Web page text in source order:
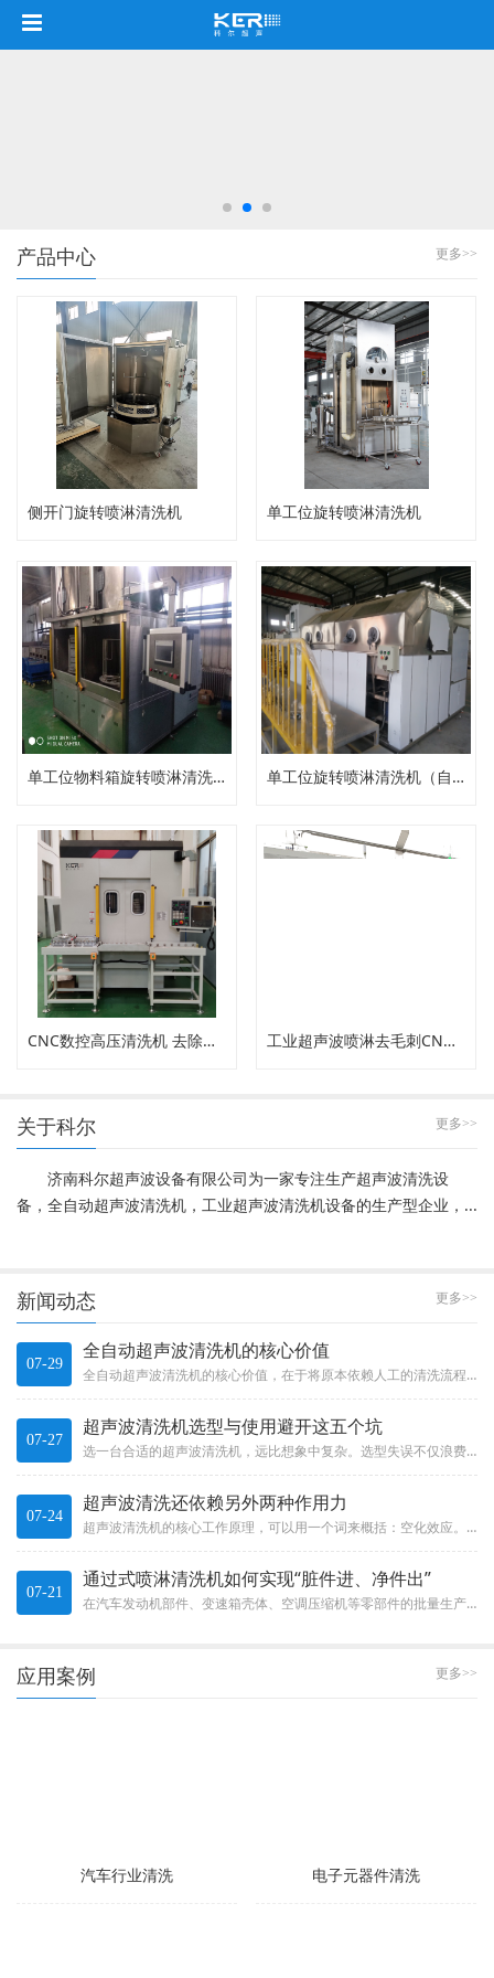
更多>>
产品中心
侧开门旋转喷淋清洗机 单工位旋转喷淋清洗机
单工位物料箱旋转喷淋清洗机 单工位旋转喷淋清洗机（自动压力清洗机）
CNC数控高压清洗机 去除内孔工件毛刺 工业超声波喷淋去毛刺CNC高压清洗机
更多>>
关于科尔
济南科尔超声波设备有限公司为一家专注生产超声波清洗设
备，全自动超声波清洗机，工业超声波清洗机设备的生产型企业，...
更多>>
新闻动态
07-29
全自动超声波清洗机的核心价值
全自动超声波清洗机的核心价值，在于将原本依赖人工的清洗流程有效自动化。它不只是“加了个机械手”那么简单，而是一整套系统...
07-27
超声波清洗机选型与使用避开这五个坑
选一台合适的超声波清洗机，远比想象中复杂。选型失误不仅浪费投资，更可能影响产品质量和生产效率。Choosing a s...
07-24
超声波清洗还依赖另外两种作用力
超声波清洗机的核心工作原理，可以用一个词来概括：空化效应。这不是什么玄乎的概念，而是一种实实在在的物理现象。The c...
07-21
通过式喷淋清洗机如何实现“脏件进、净件出”
在汽车发动机部件、变速箱壳体、空调压缩机等零部件的批量生产中，清洗效率直接决定了整条生产线的节拍。通过式喷淋清洗机就像...
更多>>
应用案例
汽车行业清洗 电子元器件清洗